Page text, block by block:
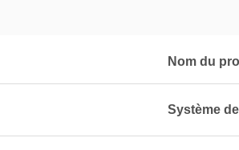
Nom du
Système